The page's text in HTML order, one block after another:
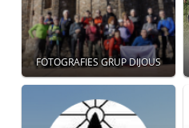
FOTOGRAFIES GRUP DIJOUS